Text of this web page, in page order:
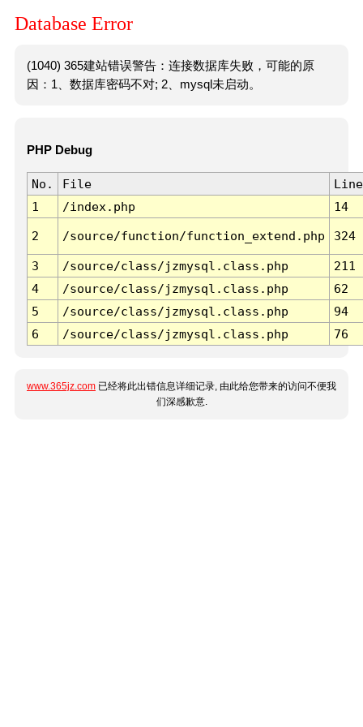
Database Error
(1040) 365建站错误警告：连接数据库失败，可能的原
因：1、数据库密码不对; 2、mysql未启动。
PHP Debug
No. File
Line
1
/index.php 14
2 /source/function/function_extend.php 324
3 /source/class/jzmysql.class.php
211
4
/source/class/jzmysql.class.php
62
5
/source/class/jzmysql.class.php
94
6
/source/class/jzmysql.class.php 76
www.365jz.com 已经将此出错信息详细记录, 由此给您带来的访问不便我
们深感歉意.